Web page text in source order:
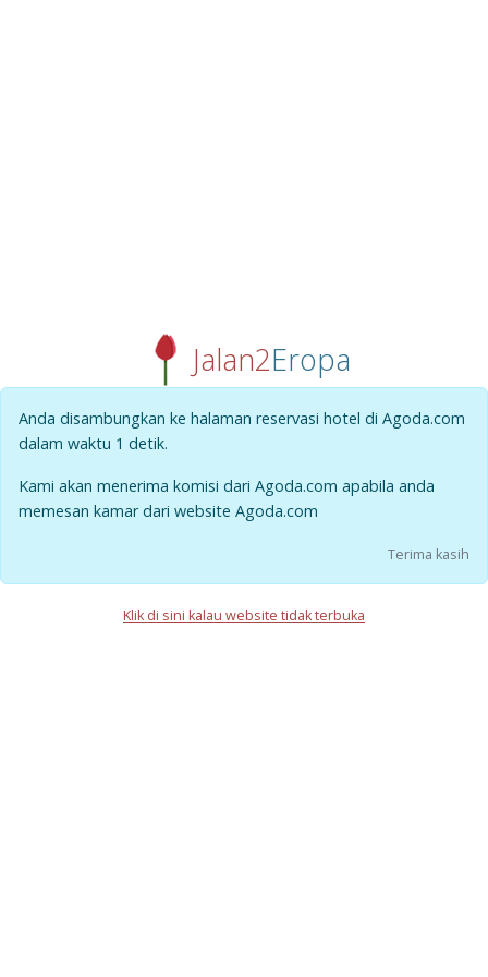
Jalan2Eropa
Anda disambungkan ke halaman reservasi hotel di Agoda.com
dalam waktu 1 detik.
Kami akan menerima komisi dari Agoda.com apabila anda
memesan kamar dari website Agoda.com
Terima kasih
Klik di sini kalau website tidak terbuka